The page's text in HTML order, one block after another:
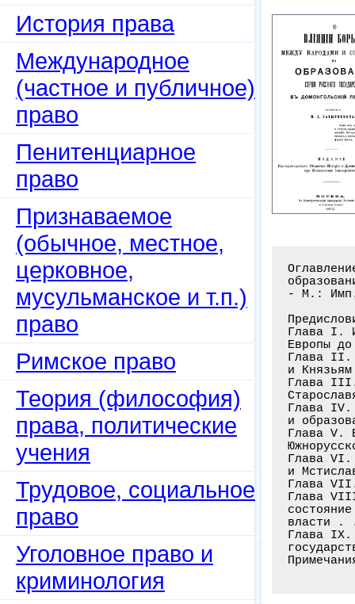
История права
Международное
(частное и публичное)
право
Пенитенциарное
право
Признаваемое
(обычное, местное,
церковное,
мусульманское и т.п.)
право
Римское право
Теория (философия)
права, политические
учения
Трудовое, социальное
право
Уголовное право и
криминология
- М.: Имп.
Глава I.
Глава II.
и
Глава III.
Глава IV.
и
Глава V.
Глава VI.
и
Глава
Глава
Глава IX.